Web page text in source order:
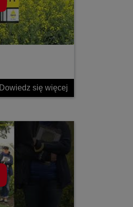
Dowiedz się więcej